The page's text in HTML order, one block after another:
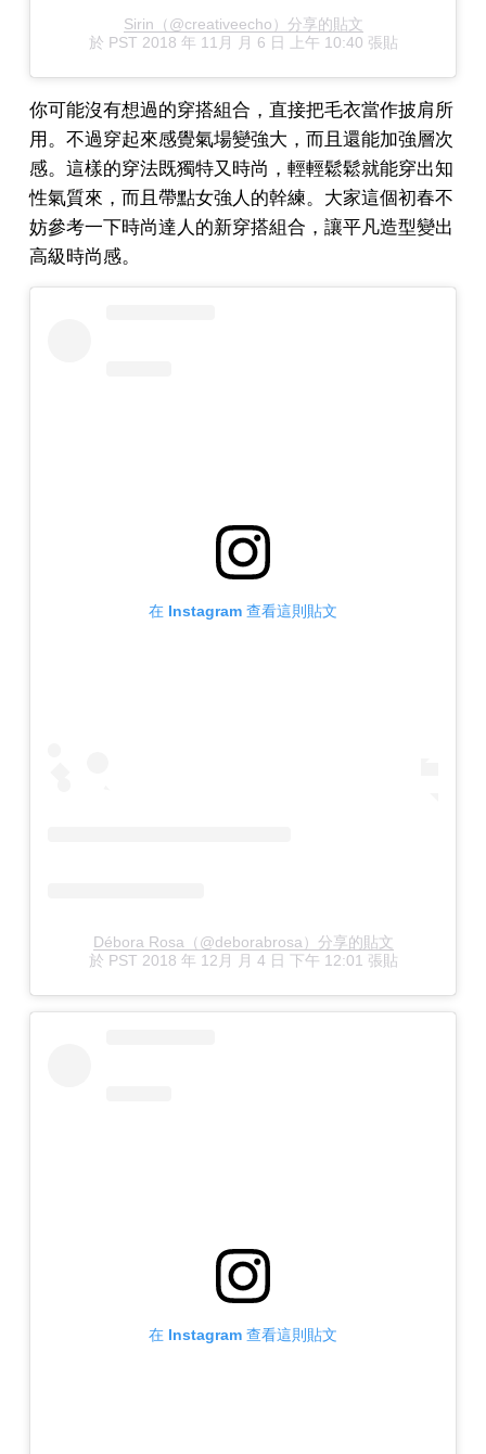
Sirin（@creativeecho）分享的貼文
於 PST 2018 年 11月 月 6 日 上午 10:40 張貼
你可能沒有想過的穿搭組合，直接把毛衣當作披肩所
用。不過穿起來感覺氣場變強大，而且還能加強層次
感。這樣的穿法既獨特又時尚，輕輕鬆鬆就能穿出知
性氣質來，而且帶點女強人的幹練。大家這個初春不
妨參考一下時尚達人的新穿搭組合，讓平凡造型變出
高級時尚感。
在 Instagram 查看這則貼文
Débora Rosa（@deborabrosa）分享的貼文
於 PST 2018 年 12月 月 4 日 下午 12:01 張貼
在 Instagram 查看這則貼文